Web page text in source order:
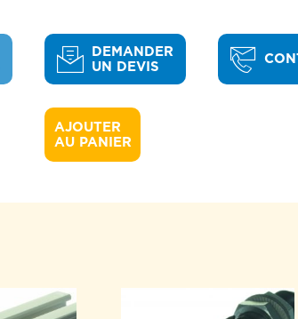
DEMANDER
UN DEVIS
AJOUTER
AU PANIER